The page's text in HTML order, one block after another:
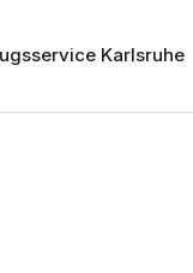
Karlsruhe